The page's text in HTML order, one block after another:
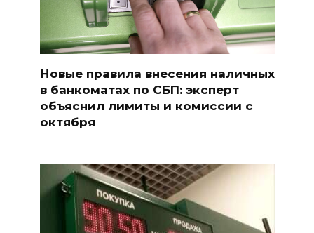
Новые правила внесения наличных
в банкоматах по СБП: эксперт
объяснил лимиты и комиссии с
октября